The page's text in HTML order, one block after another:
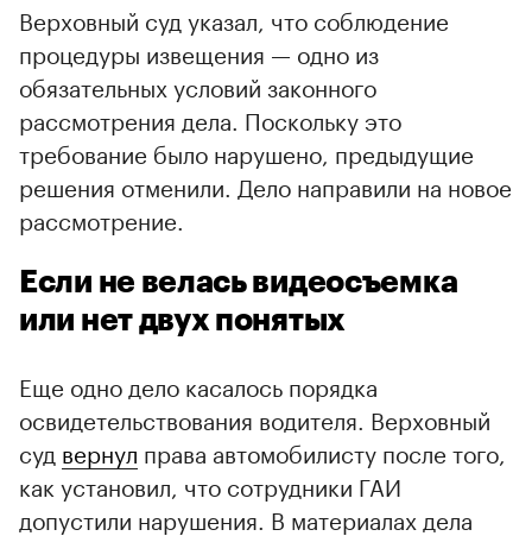
Верховный суд указал, что соблюдение
процедуры извещения — одно из
обязательных условий законного
рассмотрения дела. Поскольку это
требование было нарушено, предыдущие
решения отменили. Дело направили на новое
рассмотрение.
Если не велась видеосъемка
или нет двух понятых
Еще одно дело касалось порядка
освидетельствования водителя. Верховный
суд вернул права автомобилисту после того,
как установил, что сотрудники ГАИ
допустили нарушения. В материалах дела